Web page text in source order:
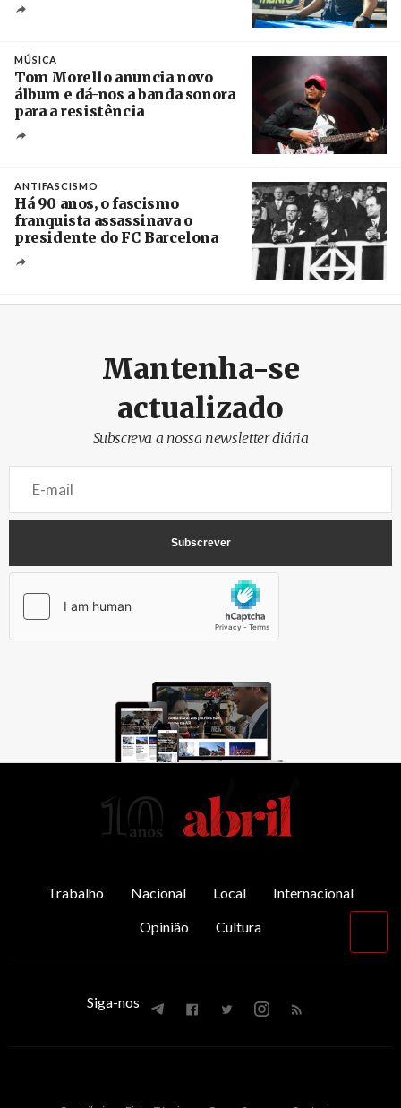
MÚSICA
Tom Morello anuncia novo
álbum e dá-nos a banda sonora
para a resistência
ANTIFASCISMO
Há 90 anos, o fascismo
franquista assassinava o
presidente do FC Barcelona
Mantenha-se
actualizado
Subscreva a nossa newsletter diária
Trabalho Nacional Local
Internacional
Opinião
Cultura
Siga-nos